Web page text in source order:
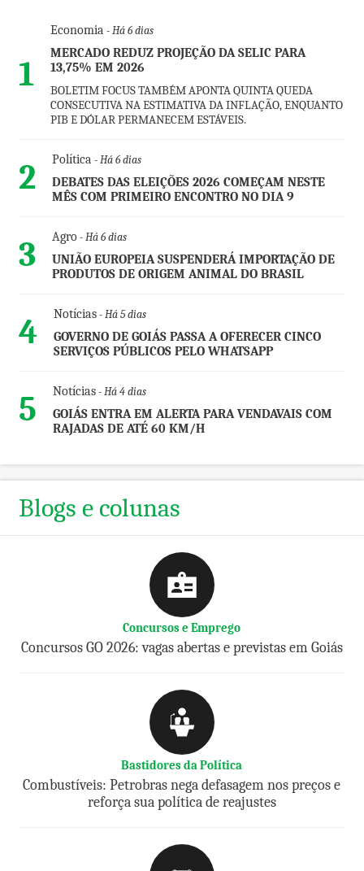
1
Economia - Há 6 dias
MERCADO REDUZ PROJEÇÃO DA SELIC PARA
13,75% EM 2026
BOLETIM FOCUS TAMBÉM APONTA QUINTA QUEDA
CONSECUTIVA NA ESTIMATIVA DA INFLAÇÃO, ENQUANTO
PIB E DÓLAR PERMANECEM ESTÁVEIS.
2 Política - Há 6 dias
DEBATES DAS ELEIÇÕES 2026 COMEÇAM NESTE
MÊS COM PRIMEIRO ENCONTRO NO DIA 9
3 Agro- Há 6 dias
UNIÃO EUROPEIA SUSPENDERÁ IMPORTAÇÃO DE
PRODUTOS DE ORIGEM ANIMAL DO BRASIL
4 Notícias- Há 5 dias
GOVERNO DE GOIÁS PASSA A OFERECER CINCO
SERVIÇOS PÚBLICOS PELO WHATSAPP
5 Notícias- Há 4 dias
GOIÁS ENTRA EM ALERTA PARA VENDAVAIS COM
RAJADAS DE ATÉ 60 KM/H
Blogs e colunas
Concursos e Emprego
Concursos GO 2026: vagas abertas e previstas em Goiás
Bastidores da Política
Combustíveis: Petrobras nega defasagem nos preços e
reforça sua política de reajustes